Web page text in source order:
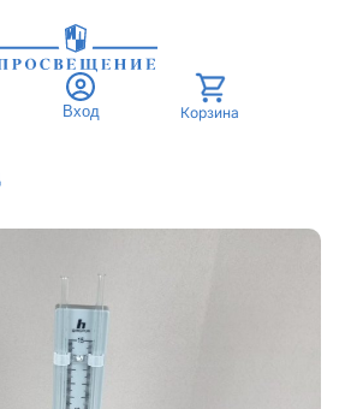
Вход Корзина